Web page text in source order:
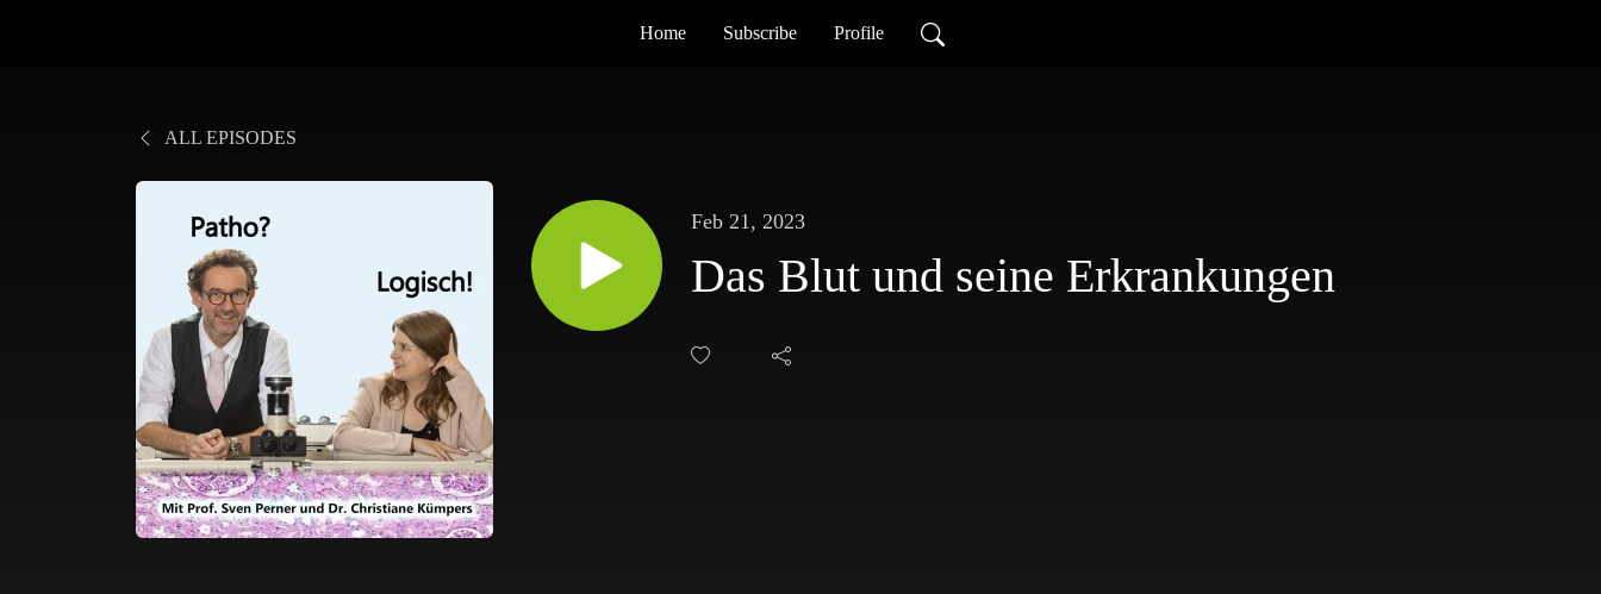
Home Subscribe Profile
ALL EPISODES
Feb 21, 2023
Das Blut und seine Erkrankungen